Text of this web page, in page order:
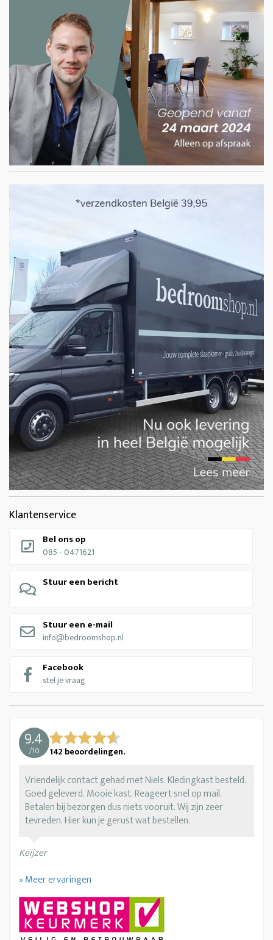
Klantenservice
Bel ons op
085 - 0471621
Stuur een bericht
Stuur een e-mail
info@bedroomshop.nl
Facebook
stel je vraag
9.4
/10 142 beoordelingen.
Vriendelijk contact gehad met Niels. Kledingkast besteld.
Goed geleverd. Mooie kast. Reageert snel op mail.
Betalen bij bezorgen dus niets vooruit. Wij zijn zeer
tevreden. Hier kun je gerust wat bestellen.
Keijzer
» Meer ervaringen